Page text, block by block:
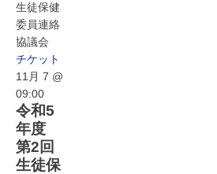
生徒保健
委員連絡
協議会
チケット
11月 7 @
09:00
令和5
年度
第2回
生徒保